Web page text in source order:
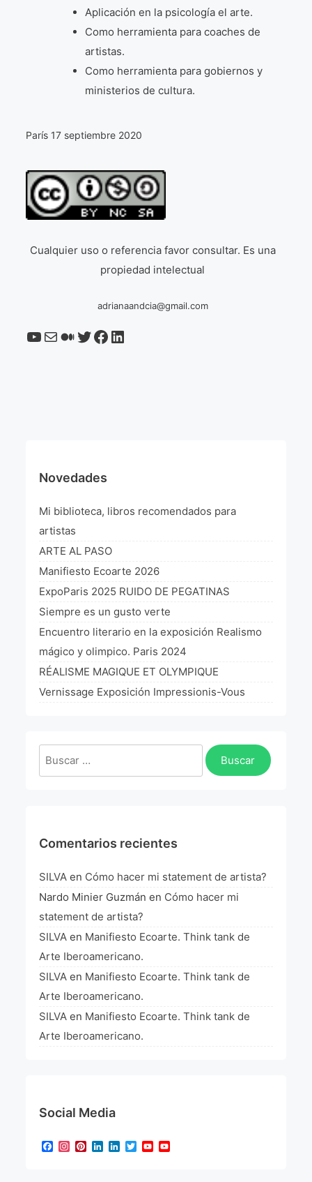
Aplicación en la psicología el arte.
Como herramienta para coaches de
artistas.
Como herramienta para gobiernos y
ministerios de cultura.
París 17 septiembre 2020
Cualquier uso o referencia favor consultar. Es una
propiedad intelectual
adrianaandcia@gmail.com
Novedades
Mi biblioteca, libros recomendados para
artistas
ARTE AL PASO
Manifiesto Ecoarte 2026
ExpoParis 2025 RUIDO DE PEGATINAS
Siempre es un gusto verte
Encuentro literario en la exposición Realismo
mágico y olimpico. Paris 2024
RÉALISME MAGIQUE ET OLYMPIQUE
Vernissage Exposición Impressionis-Vous
Comentarios recientes
SILVA en Cómo hacer mi statement de artista?
Nardo Minier Guzmán en Cómo hacer mi
statement de artista?
SILVA en Manifiesto Ecoarte. Think tank de
Arte Iberoamericano.
SILVA en Manifiesto Ecoarte. Think tank de
Arte Iberoamericano.
SILVA en Manifiesto Ecoarte. Think tank de
Arte Iberoamericano.
Social Media
Facebook
Instagram
Pinterest
LinkedIn
LinkedIn
TwitterYouTube